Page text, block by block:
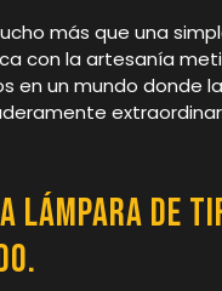
más que una
con la artesanía
en un mundo donde
lámpara de